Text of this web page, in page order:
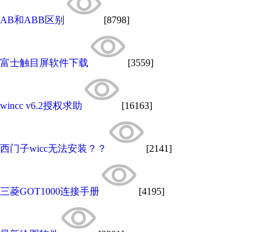
AB和ABB区别 [8798]
富士触目屏软件下载 [3559]
wincc v6.2授权求助 [16163]
西门子wicc无法安装？？ [2141]
三菱GOT1000连接手册 [4195]